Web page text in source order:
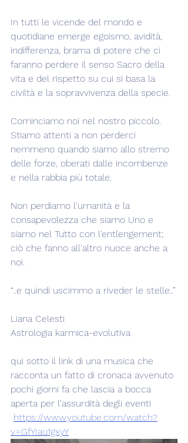
In tutti le vicende del mondo e
quotidiane emerge egoismo, avidità,
indifferenza, brama di potere che ci
faranno perdere il senso Sacro della
vita e del rispetto su cui si basa la
civiltà e la sopravvivenza della specie.
Cominciamo noi nel nostro piccolo.
Stiamo attenti a non perderci
nemmeno quando siamo allo stremo
delle forze, oberati dalle incombenze
e nella rabbia più totale.
Non perdiamo l'umanità e la
consapevolezza che siamo Uno e
siamo nel Tutto con l'entlengement;
ciò che fanno all'altro nuoce anche a
noi.
“..e quindi uscimmo a riveder le stelle..”
Liana Celesti
Astrologia karmica-evolutiva
qui sotto il link di una musica che
racconta un fatto di cronaca avvenuto
pochi giorni fa che lascia a bocca
aperta per l'assurdità degli eventi
https://www.youtube.com/watch?
v=GfYIau1gxyY